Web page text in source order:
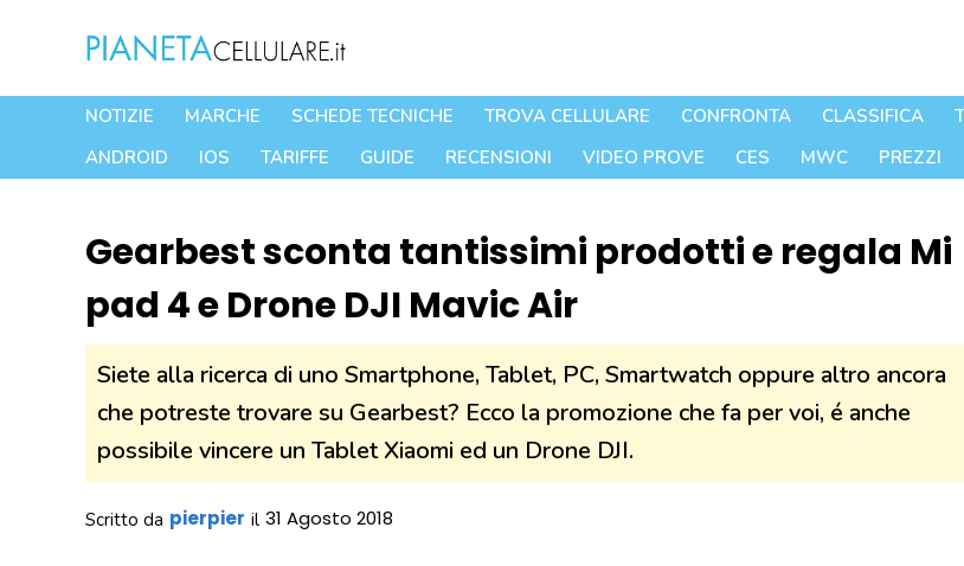
contenuto
NOTIZIE MARCHE SCHEDE TECNICHE TROVA CELLULARE CONFRONTA CLASSIFICA
ANDROID
IOS TARIFFE GUIDE RECENSIONI VIDEO PROVE CES MWC PREZZI
Gearbest sconta tantissimi prodotti e regala Mi
pad 4 e Drone DJI Mavic Air
Siete alla ricerca di uno Smartphone, Tablet, PC, Smartwatch oppure altro ancora
che potreste trovare su Gearbest? Ecco la promozione che fa per voi, é anche
possibile vincere un Tablet Xiaomi ed un Drone DJI.
Scritto da pierpier il 31 Agosto 2018